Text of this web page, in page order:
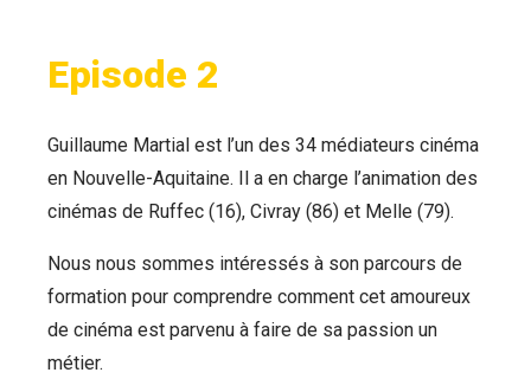
Episode 2
Guillaume Martial est l’un des 34 médiateurs cinéma
en Nouvelle-Aquitaine. Il a en charge l’animation des
cinémas de Ruffec (16), Civray (86) et Melle (79).
Nous nous sommes intéressés à son parcours de
formation pour comprendre comment cet amoureux
de cinéma est parvenu à faire de sa passion un
métier.